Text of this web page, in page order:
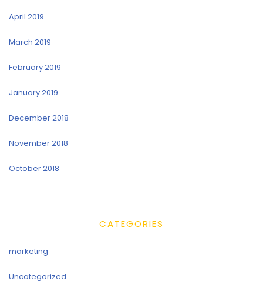
April 2019
March 2019
February 2019
January 2019
December 2018
November 2018
October 2018
CATEGORIES
marketing
Uncategorized